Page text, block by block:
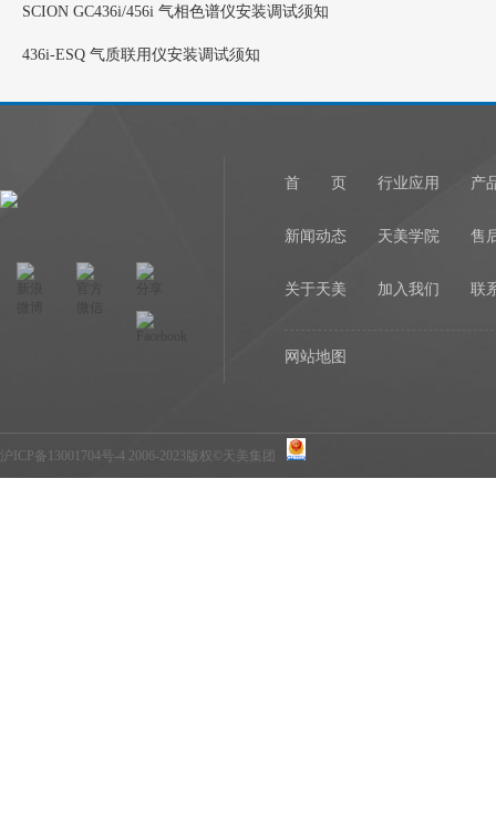
SCION GC436i/456i 气相色谱仪安装调试须知
436i-ESQ 气质联用仪安装调试须知
首 页 行业应用 产
新闻动态 天美学院 售
关于天美 加入我们 联
网站地图
沪ICP备13001704号-4 2006-2023版权©天美集团